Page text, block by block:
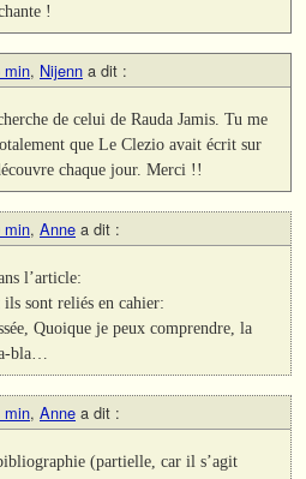
!
min, Nijenn a dit :
de celui de Rauda Jamis. Tu me
que Le Clezio avait écrit sur
chaque jour. Merci !!
min, Anne a dit :
l’article:
sont reliés en cahier:
Quoique je peux comprendre, la
bla…
min, Anne a dit :
(partielle, car il s’agit